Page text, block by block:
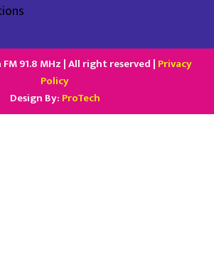
91.8 MHz | All right reserved | Privacy
Policy
Design By: ProTech